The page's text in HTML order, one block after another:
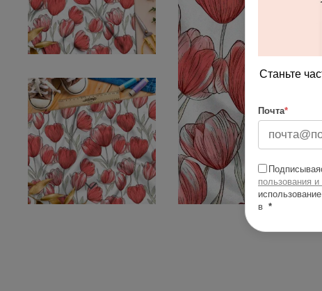
Станьте
Почта*
пользования
в *